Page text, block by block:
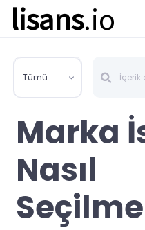
lisans.io
Tümü
Marka
Nasıl